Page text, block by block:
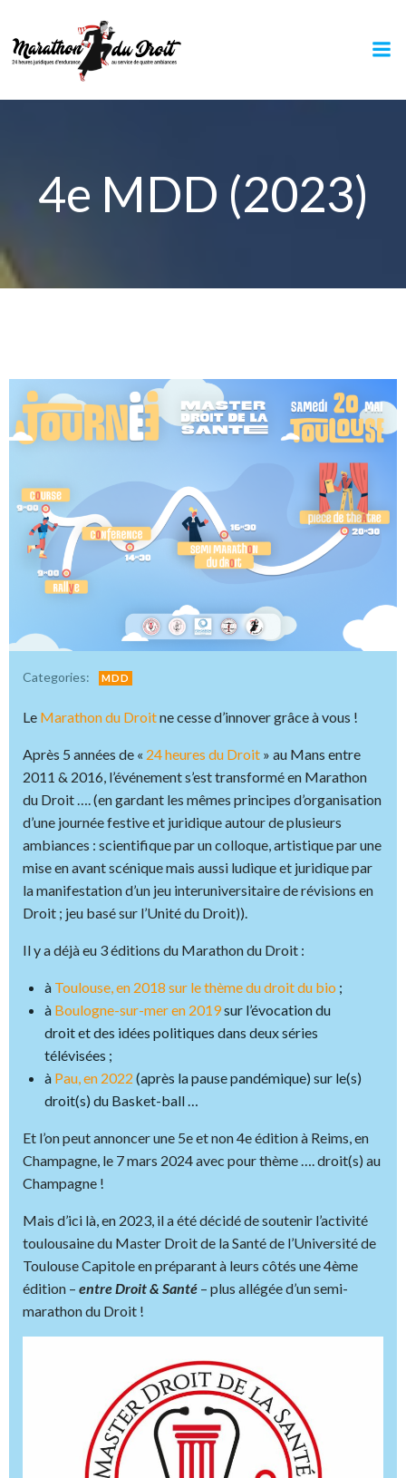
4e MDD (2023)
Categories: MDD
Le Marathon du Droitne cesse d’innover grâce à vous !
Après 5 années de « 24 heures du Droit » au Mans entre
2011 & 2016, l’événement s’est transformé en Marathon
du Droit …. (en gardant les mêmes principes d’organisation
d’une journée festive et juridique autour de plusieurs
ambiances : scientifique par un colloque, artistique par une
mise en avant scénique mais aussi ludique et juridique par
la manifestation d’un jeu interuniversitaire de révisions en
Droit ; jeu basé sur l’Unité du Droit)).
Il y a déjà eu 3 éditions du Marathon du Droit :
à Toulouse, en 2018 sur le thème du droit du bio ;
à Boulogne-sur-mer en 2019sur l’évocation du
droit et des idées politiques dans deux séries
télévisées ;
à Pau, en 2022 (après la pause pandémique) sur le(s)
droit(s) du Basket-ball …
Et l’on peut annoncer une 5e et non 4e édition à Reims, en
Champagne, le 7 mars 2024 avec pour thème …. droit(s) au
Champagne !
Mais d’ici là, en 2023, il a été décidé de soutenir l’activité
toulousaine du Master Droit de la Santé de l’Université de
Toulouse Capitole en préparant à leurs côtés une 4ème
édition – entre Droit & Santé – plus allégée d’un semi-
marathon du Droit !